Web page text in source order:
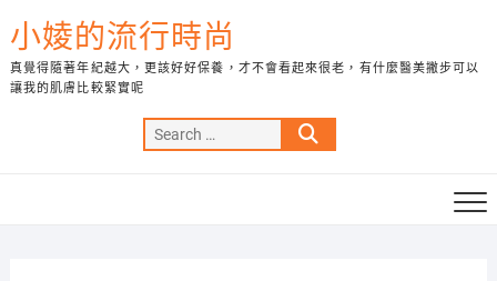
to
content
小婈的流行時尚
真覺得隨著年紀越大，更該好好保養，才不會看起來很老，有什麼醫美撇步可以
讓我的肌膚比較緊實呢
Search
…